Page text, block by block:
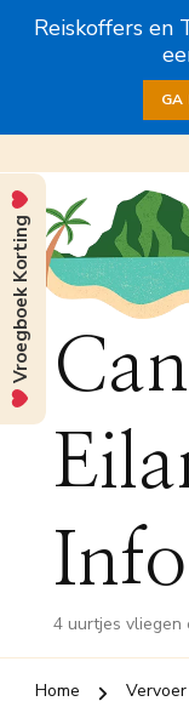
Reiskoffers en
GA
Info
4 uurtjes vliegen
Home
Vroegboek Korting